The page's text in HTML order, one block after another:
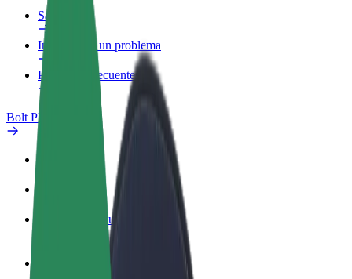
Safety Lab
Informar de un problema
Preguntas frecuentes
Bolt Plus
Preguntas frecuentes